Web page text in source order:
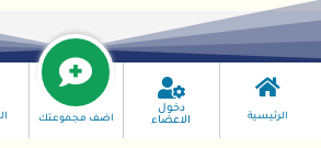
الرئيسية
دخول
الاعضاء
اضف مجموعتك